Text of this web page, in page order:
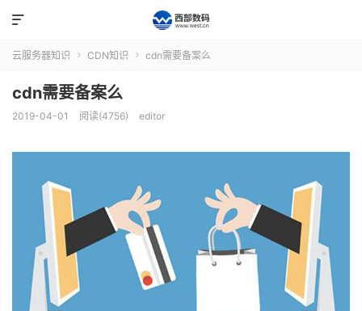

云服务器知识  CDN知识  cdn需要备案么
cdn需要备案么
2019-04-01 阅读(4756) editor